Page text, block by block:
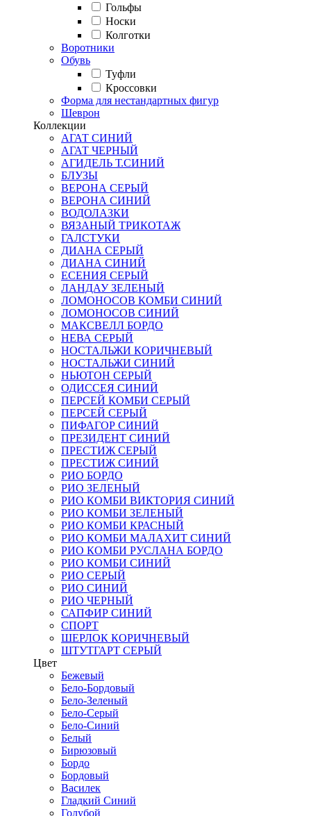
Гольфы
Носки
Колготки
Воротники
Обувь
Туфли
Кроссовки
Форма для нестандартных фигур
Шеврон
Коллекции
АГАТ СИНИЙ
АГАТ ЧЕРНЫЙ
АГИДЕЛЬ Т.СИНИЙ
БЛУЗЫ
ВЕРОНА СЕРЫЙ
ВЕРОНА СИНИЙ
ВОДОЛАЗКИ
ВЯЗАНЫЙ ТРИКОТАЖ
ГАЛСТУКИ
ДИАНА СЕРЫЙ
ДИАНА СИНИЙ
ЕСЕНИЯ СЕРЫЙ
ЛАНДАУ ЗЕЛЕНЫЙ
ЛОМОНОСОВ КОМБИ СИНИЙ
ЛОМОНОСОВ СИНИЙ
МАКСВЕЛЛ БОРДО
НЕВА СЕРЫЙ
НОСТАЛЬЖИ КОРИЧНЕВЫЙ
НОСТАЛЬЖИ СИНИЙ
НЬЮТОН СЕРЫЙ
ОДИССЕЯ СИНИЙ
ПЕРСЕЙ КОМБИ СЕРЫЙ
ПЕРСЕЙ СЕРЫЙ
ПИФАГОР СИНИЙ
ПРЕЗИДЕНТ СИНИЙ
ПРЕСТИЖ СЕРЫЙ
ПРЕСТИЖ СИНИЙ
РИО БОРДО
РИО ЗЕЛЕНЫЙ
РИО КОМБИ ВИКТОРИЯ СИНИЙ
РИО КОМБИ ЗЕЛЕНЫЙ
РИО КОМБИ КРАСНЫЙ
РИО КОМБИ МАЛАХИТ СИНИЙ
РИО КОМБИ РУСЛАНА БОРДО
РИО КОМБИ СИНИЙ
РИО СЕРЫЙ
РИО СИНИЙ
РИО ЧЕРНЫЙ
САПФИР СИНИЙ
СПОРТ
ШЕРЛОК КОРИЧНЕВЫЙ
ШТУТГАРТ СЕРЫЙ
Цвет
Бежевый
Бело-Бордовый
Бело-Зеленый
Бело-Серый
Бело-Синий
Белый
Бирюзовый
Бордо
Бордовый
Василек
Гладкий Синий
Голубой